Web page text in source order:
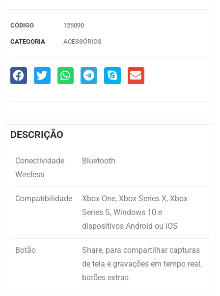
CÓDIGO 126090
CATEGORIA ACESSÓRIOS
DESCRIÇÃO
Conectividade
Wireless
Bluetooth
Compatibilidade
Xbox One, Xbox Series X, Xbox
Series S, Windows 10 e
dispositivos Android ou iOS
Botão
Share, para compartilhar capturas
de tela e gravações em tempo real,
botões extras